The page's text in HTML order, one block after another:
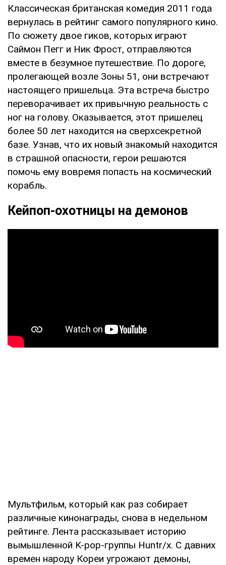
Классическая британская комедия 2011 года
вернулась в рейтинг самого популярного кино.
По сюжету двое гиков, которых играют
Саймон Пегг и Ник Фрост, отправляются
вместе в безумное путешествие. По дороге,
пролегающей возле Зоны 51, они встречают
настоящего пришельца. Эта встреча быстро
переворачивает их привычную реальность с
ног на голову. Оказывается, этот пришелец
более 50 лет находится на сверхсекретной
базе. Узнав, что их новый знакомый находится
в страшной опасности, герои решаются
помочь ему вовремя попасть на космический
корабль.
Кейпоп-охотницы на демонов
Мультфильм, который как раз собирает
различные кинонаграды, снова в недельном
рейтинге. Лента рассказывает историю
вымышленной K-pop-группы Huntr/x. С давних
времен народу Кореи угрожают демоны,